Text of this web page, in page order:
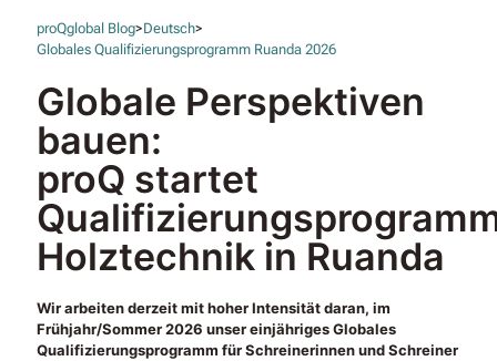
proQglobal Blog>Deutsch>
Globales Qualifizierungsprogramm Ruanda 2026
Globale Perspektiven
bauen:
proQ startet
Holztechnik in Ruanda
Wir arbeiten derzeit mit hoher Intensität daran, im
Frühjahr/Sommer 2026 unsereinjähriges Globales
Qualifizierungsprogramm für Schreinerinnen und Schreiner